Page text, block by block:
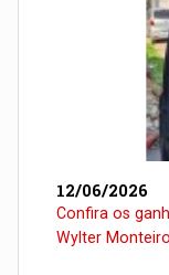
12/06/2026
Confira os
Wylter Monteiro